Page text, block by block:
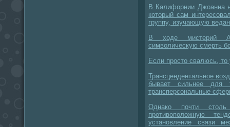
В Калифорнии Джоанна
который сам
группу, изучающую
В ходе мистерий
символическую смерть
Если просто свалюсь, то
Трансцендентальное
бывает сильнее для
трансперсональные
Однако почти
противоположную
установление связи